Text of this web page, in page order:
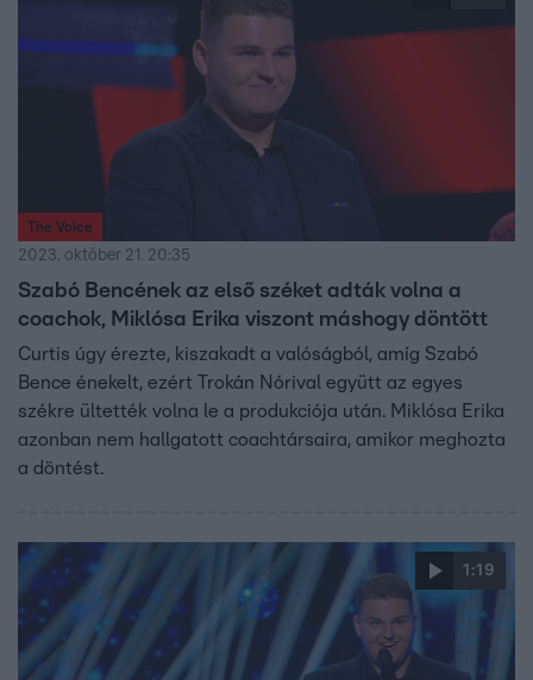
The Voice
2023. október 21. 20:35
Szabó Bencének az első széket adták volna a
coachok, Miklósa Erika viszont máshogy döntött
Curtis úgy érezte, kiszakadt a valóságból, amíg Szabó
Bence énekelt, ezért Trokán Nórival együtt az egyes
székre ültették volna le a produkciója után. Miklósa Erika
azonban nem hallgatott coachtársaira, amikor meghozta
a döntést.
1:19